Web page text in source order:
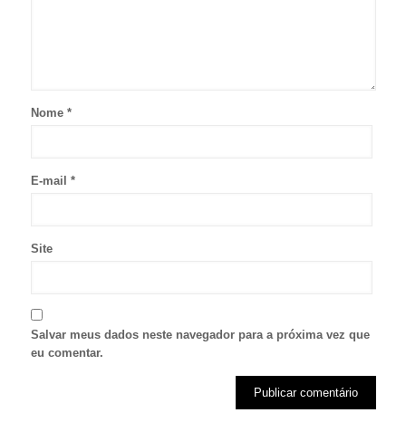
Nome *
E-mail *
Site
Salvar meus dados neste navegador para a próxima vez que
eu comentar.